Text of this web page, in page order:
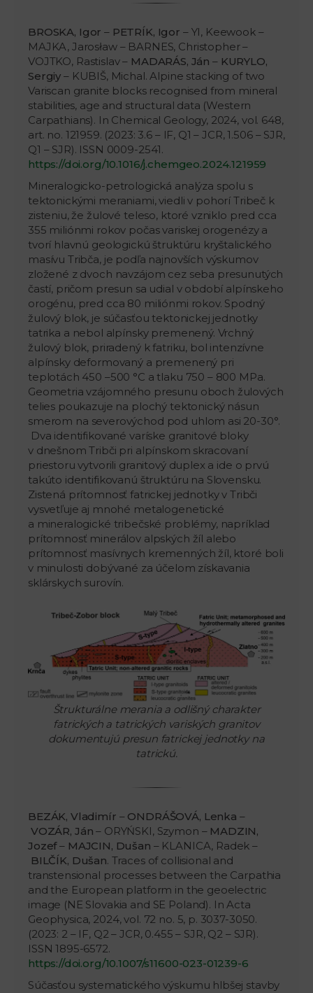
BROSKA, Igor – PETRÍK, Igor – YI, Keewook –
MAJKA, Jarosław – BARNES, Christopher –
VOJTKO, Rastislav – MADARÁS, Ján – KURYLO,
Sergiy – KUBIŠ, Michal. Alpine stacking of two
Variscan granite blocks recognised from mineral
stabilities, age and structural data (Western
Carpathians). In Chemical Geology, 2024, vol. 648,
art. no. 121959. (2023: 3.6 – IF, Q1 – JCR, 1.506 – SJR,
Q1 – SJR). ISSN 0009-2541.
https://doi.org/10.1016/j.chemgeo.2024.121959
Mineralogicko-petrologická analýza spolu s
tektonickými meraniami, viedli v pohorí Tribeč k
zisteniu, že žulové teleso, ktoré vzniklo pred cca
355 miliónmi rokov počas variskej orogenézy a
tvorí hlavnú geologickú štruktúru kryštalického
masívu Tribča, je podľa najnovších výskumov
zložené z dvoch navzájom cez seba presunutých
častí, pričom presun sa udial v období alpínskeho
orogénu, pred cca 80 miliónmi rokov. Spodný
žulový blok, je súčasťou tektonickej jednotky
tatrika a nebol alpínsky premenený. Vrchný
žulový blok, priradený k fatriku, bol intenzívne
alpínsky deformovaný a premenený pri
teplotách 450 –500 °C a tlaku 750 – 800 MPa.
Geometria vzájomného presunu oboch žulových
telies poukazuje na plochý tektonický násun
smerom na severovýchod pod uhlom asi 20-30°.
Dva identifikované varíske granitové bloky
v dnešnom Tribči pri alpínskom skracovaní
priestoru vytvorili granitový duplex a ide o prvú
takúto identifikovanú štruktúru na Slovensku.
Zistená prítomnosť fatrickej jednotky v Tribči
vysvetľuje aj mnohé metalogenetické
a mineralogické tribečské problémy, napríklad
prítomnosť minerálov alpských žíl alebo
prítomnosť masívnych kremenných žíl, ktoré boli
v minulosti dobývané za účelom získavania
sklárskych surovín.
Štrukturálne merania a odlišný charakter
fatrických a tatrických variských granitov
dokumentujú presun fatrickej jednotky na
tatrickú.
BEZÁK, Vladimír – ONDRÁŠOVÁ, Lenka –
VOZÁR, Ján – ORYŃSKI, Szymon – MADZIN,
Jozef– MAJCIN, Dušan – KLANICA, Radek –
BILČÍK, Dušan. Traces of collisional and
transtensional processes between the Carpathia
and the European platform in the geoelectric
image (NE Slovakia and SE Poland). In Acta
Geophysica, 2024, vol. 72 no. 5, p. 3037-3050.
(2023: 2 – IF, Q2 – JCR, 0.455 – SJR, Q2 – SJR).
ISSN 1895-6572.
https://doi.org/10.1007/s11600-023-01239-6
Súčasťou systematického výskumu hlbšej stavby